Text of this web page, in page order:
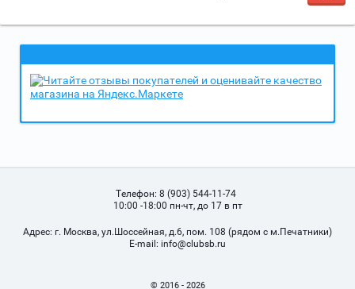
Телефон: 8 (903) 544-11-74
10:00 -18:00 пн-чт, до 17 в пт
Адрес: г. Москва, ул.Шоссейная, д.6, пом. 108 (рядом с м.Печатники)
Е-mail: info@clubsb.ru
© 2016 - 2026